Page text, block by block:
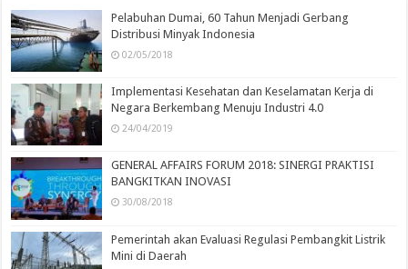
Pelabuhan Dumai, 60 Tahun Menjadi Gerbang
Distribusi Minyak Indonesia
02/05/2018
Implementasi Kesehatan dan Keselamatan Kerja di
Negara Berkembang Menuju Industri 4.0
24/04/2019
GENERAL AFFAIRS FORUM 2018: SINERGI PRAKTISI
BANGKITKAN INOVASI
30/08/2018
Pemerintah akan Evaluasi Regulasi Pembangkit Listrik
Mini di Daerah